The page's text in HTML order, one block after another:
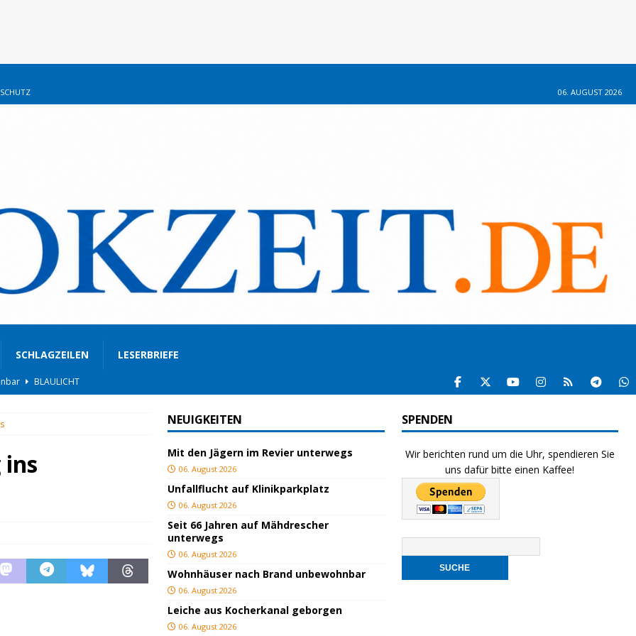
06. AUGUST 2026
SCHLAGZEILEN LESERBRIEFE
BLAULICHT
TOP
ins
NEUIGKEITEN
Mit den Jägern im Revier unterwegs
06. August 2026
Unfallflucht auf Klinikparkplatz
06. August 2026
Seit 66 Jahren auf Mähdrescher
unterwegs
06. August 2026
Wohnhäuser nach Brand unbewohnbar
06. August 2026
Leiche aus Kocherkanal geborgen
06. August 2026
SPENDEN
Wir berichten rund um die Uhr, spendieren Sie
uns dafür bitte einen Kaffee!